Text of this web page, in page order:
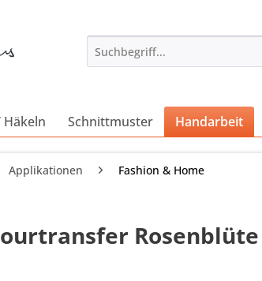
Schnittmuster Handarbeit
Applikationen Fashion & Home